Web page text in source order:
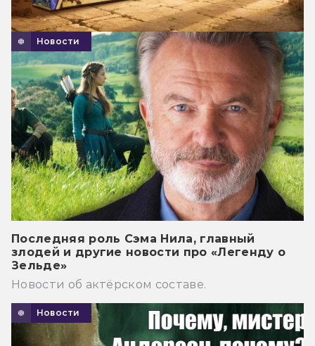
Новости
Последняя роль Сэма Нила, главный
злодей и другие новости про «Легенду о
Зельде»
Новости об актёрском составе.
Новости